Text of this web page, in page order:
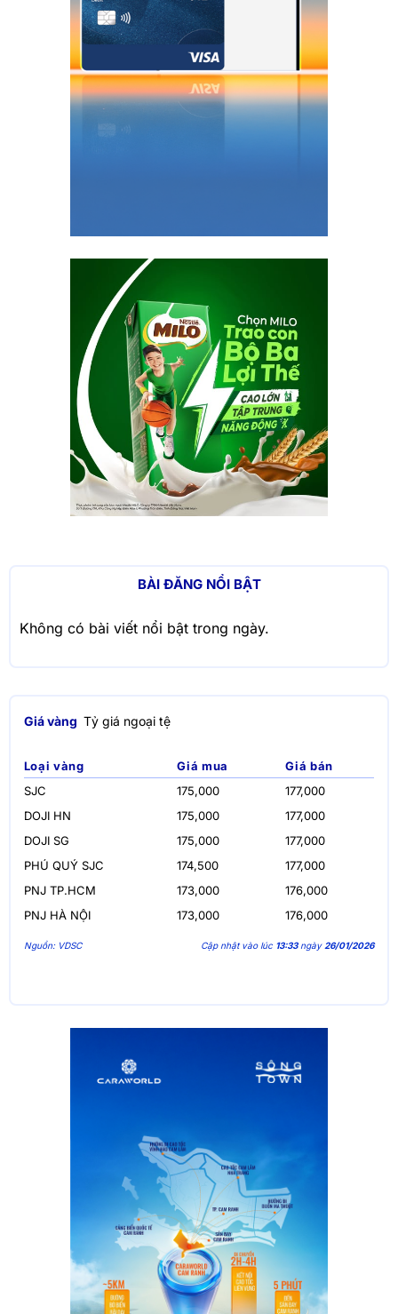
BÀI ĐĂNG NỔI BẬT
Không có bài viết nổi bật trong ngày.
Giá vàng Tỷ giá ngoại tệ
Loại vàng Giá mua
Giá bán
SJC
175,000
177,000
DOJI HN
175,000
177,000
DOJI SG
175,000
177,000
PHÚ QUÝ SJC
174,500
177,000
PNJ TP.HCM
173,000
176,000
PNJ HÀ NỘI
173,000 176,000
Nguồn: VDSC Cập nhật vào lúc 13:33ngày 26/01/2026